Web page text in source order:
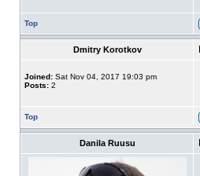
Top
Dmitry Korotkov
Joined: Sat Nov 04, 2017 19:03 pm
Posts: 2
Top
Danila Ruusu